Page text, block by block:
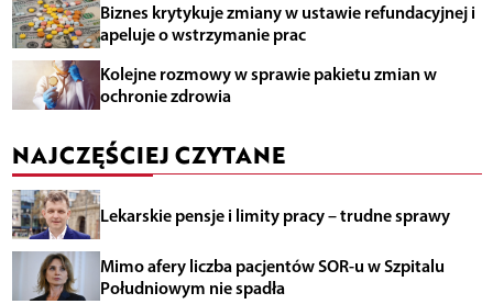
Biznes krytykuje zmiany w ustawie refundacyjnej i
apeluje o wstrzymanie prac
Kolejne rozmowy w sprawie pakietu zmian w
ochronie zdrowia
NAJCZĘŚCIEJ CZYTANE
Lekarskie pensje i limity pracy – trudne sprawy
Mimo afery liczba pacjentów SOR-u w Szpitalu
Południowym nie spadła